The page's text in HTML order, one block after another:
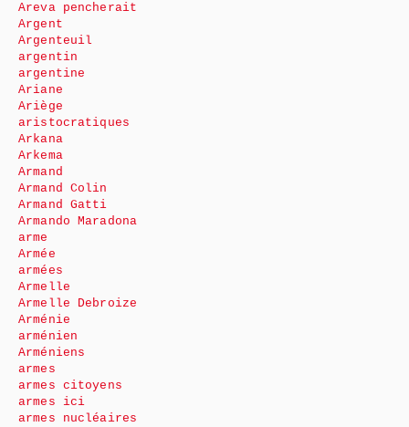
Areva pencherait
Argent
Argenteuil
argentin
argentine
Ariane
Ariège
aristocratiques
Arkana
Arkema
Armand
Armand Colin
Armand Gatti
Armando Maradona
arme
Armée
armées
Armelle
Armelle Debroize
Arménie
arménien
Arméniens
armes
armes citoyens
armes ici
armes nucléaires